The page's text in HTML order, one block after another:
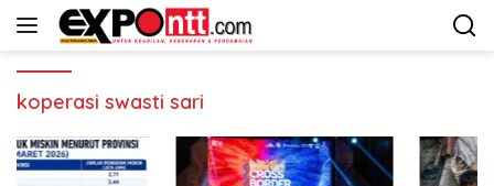
Langsung
koperasi swasti sari